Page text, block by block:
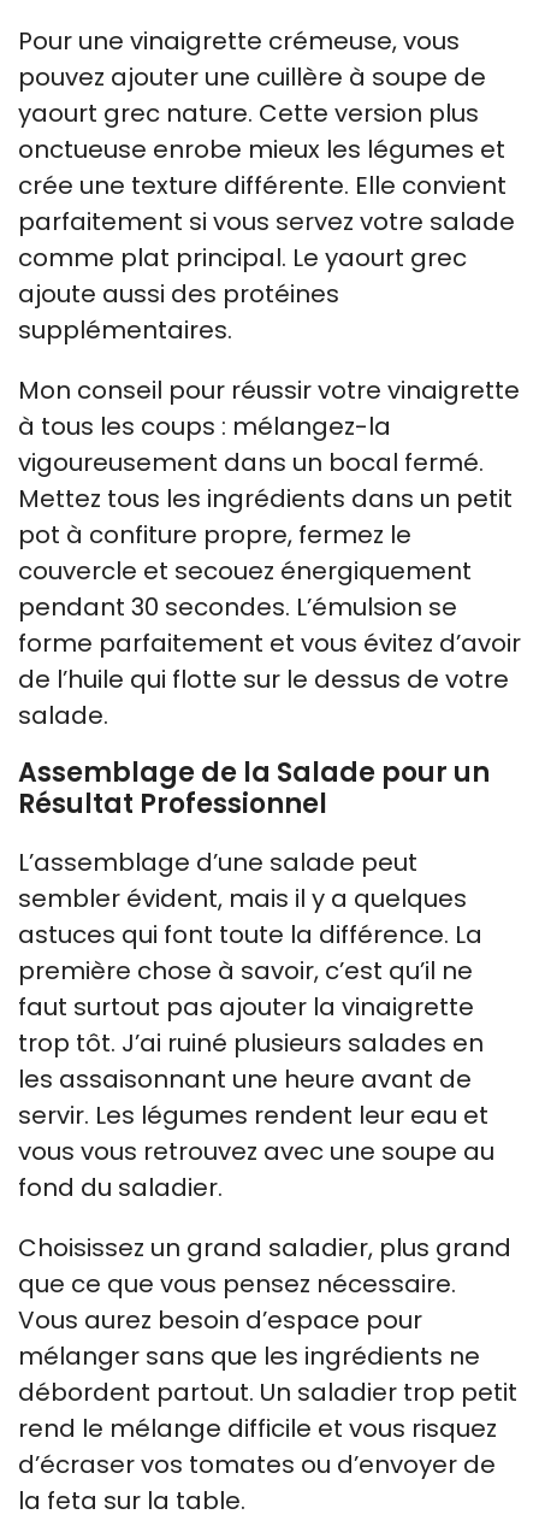
Pour une vinaigrette crémeuse, vous
pouvez ajouter une cuillère à soupe de
yaourt grec nature. Cette version plus
onctueuse enrobe mieux les légumes et
crée une texture différente. Elle convient
parfaitement si vous servez votre salade
comme plat principal. Le yaourt grec
ajoute aussi des protéines
supplémentaires.
Mon conseil pour réussir votre vinaigrette
à tous les coups : mélangez-la
vigoureusement dans un bocal fermé.
Mettez tous les ingrédients dans un petit
pot à confiture propre, fermez le
couvercle et secouez énergiquement
pendant 30 secondes. L’émulsion se
forme parfaitement et vous évitez d’avoir
de l’huile qui flotte sur le dessus de votre
salade.
Assemblage de la Salade pour un
Résultat Professionnel
L’assemblage d’une salade peut
sembler évident, mais il y a quelques
astuces qui font toute la différence. La
première chose à savoir, c’est qu’il ne
faut surtout pas ajouter la vinaigrette
trop tôt. J’ai ruiné plusieurs salades en
les assaisonnant une heure avant de
servir. Les légumes rendent leur eau et
vous vous retrouvez avec une soupe au
fond du saladier.
Choisissez un grand saladier, plus grand
que ce que vous pensez nécessaire.
Vous aurez besoin d’espace pour
mélanger sans que les ingrédients ne
débordent partout. Un saladier trop petit
rend le mélange difficile et vous risquez
d’écraser vos tomates ou d’envoyer de
la feta sur la table.